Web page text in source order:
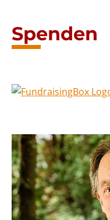
Spenden